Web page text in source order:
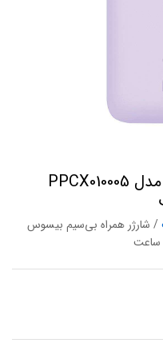
شارژر همراه بی‌سیم بیسوس مدل PPCX010005
/ شارژر همراه بی‌سیم بیسوس